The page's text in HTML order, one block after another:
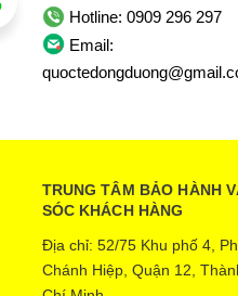
Hotline: 0909 296 297
Email:
TRUNG TÂM BẢO HÀNH
SÓC KHÁCH HÀNG
Địa chỉ: 52/75 Khu phố 4,
Chánh Hiệp, Quận 12,